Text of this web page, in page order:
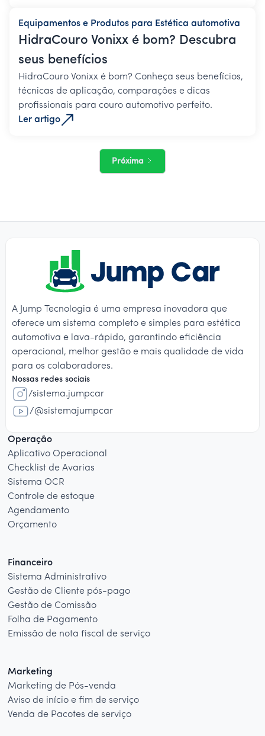
Equipamentos e Produtos para Estética automotiva
HidraCouro Vonixx é bom? Descubra
seus benefícios
HidraCouro Vonixx é bom? Conheça seus benefícios,
técnicas de aplicação, comparações e dicas
profissionais para couro automotivo perfeito.
Ler artigo
Próxima
A Jump Tecnologia é uma empresa inovadora que
oferece um sistema completo e simples para estética
automotiva e lava-rápido, garantindo eficiência
operacional, melhor gestão e mais qualidade de vida
para os colaboradores.
Nossas redes sociais
/sistema.jumpcar
/@sistemajumpcar
Operação
Aplicativo Operacional
Checklist de Avarias
Sistema OCR
Controle de estoque
Agendamento
Orçamento
Financeiro
Sistema Administrativo
Gestão de Cliente pós-pago
Gestão de Comissão
Folha de Pagamento
Emissão de nota fiscal de serviço
Marketing
Marketing de Pós-venda
Aviso de início e fim de serviço
Venda de Pacotes de serviço